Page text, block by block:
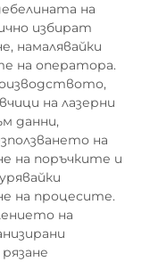
на
избират
намалявайки
на оператора.
на лазерни
данни,
на
на поръчките и
на процесите.
на